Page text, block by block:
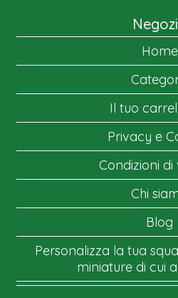
Home
Il tuo
Privacy e
Condizioni di
Chi
Blog
Personalizza la tua
miniature di cui